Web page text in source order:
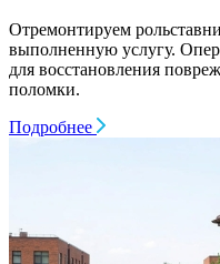
Отремонтируем
выполненную услугу.
для восстановления
поломки.
Подробнее